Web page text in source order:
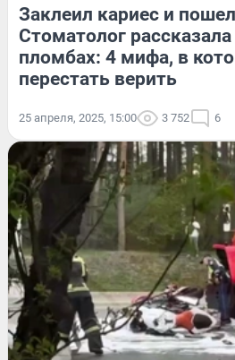
Заклеил кариес и
Стоматолог
пломбах: 4 мифа, в
перестать верить
25 апреля, 2025, 15:00 3 752 6